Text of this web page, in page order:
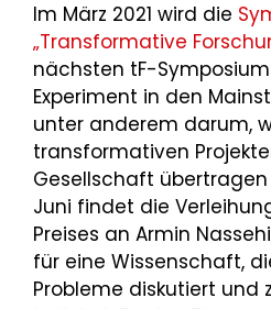
Im März 2021 wird die
„Transformative
nächsten tF-
Experiment in den
unter anderem darum,
transformativen
Gesellschaft
Juni findet die
Preises an Armin
für eine Wissenschaft,
Probleme diskutiert und